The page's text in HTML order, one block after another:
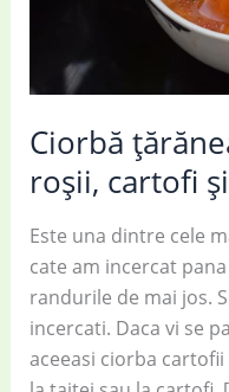
Ciorbă
roșii, cartofi
Este una dintre cele
cate am incercat
randurile de mai jos.
incercati. Daca vi se
aceeasi ciorba